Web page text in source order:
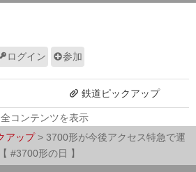
ログイン 参加
全コンテンツを表示
鉄道ピックアップ
アップ> 3700形が今後アクセス特急で運
#3700形の日 】